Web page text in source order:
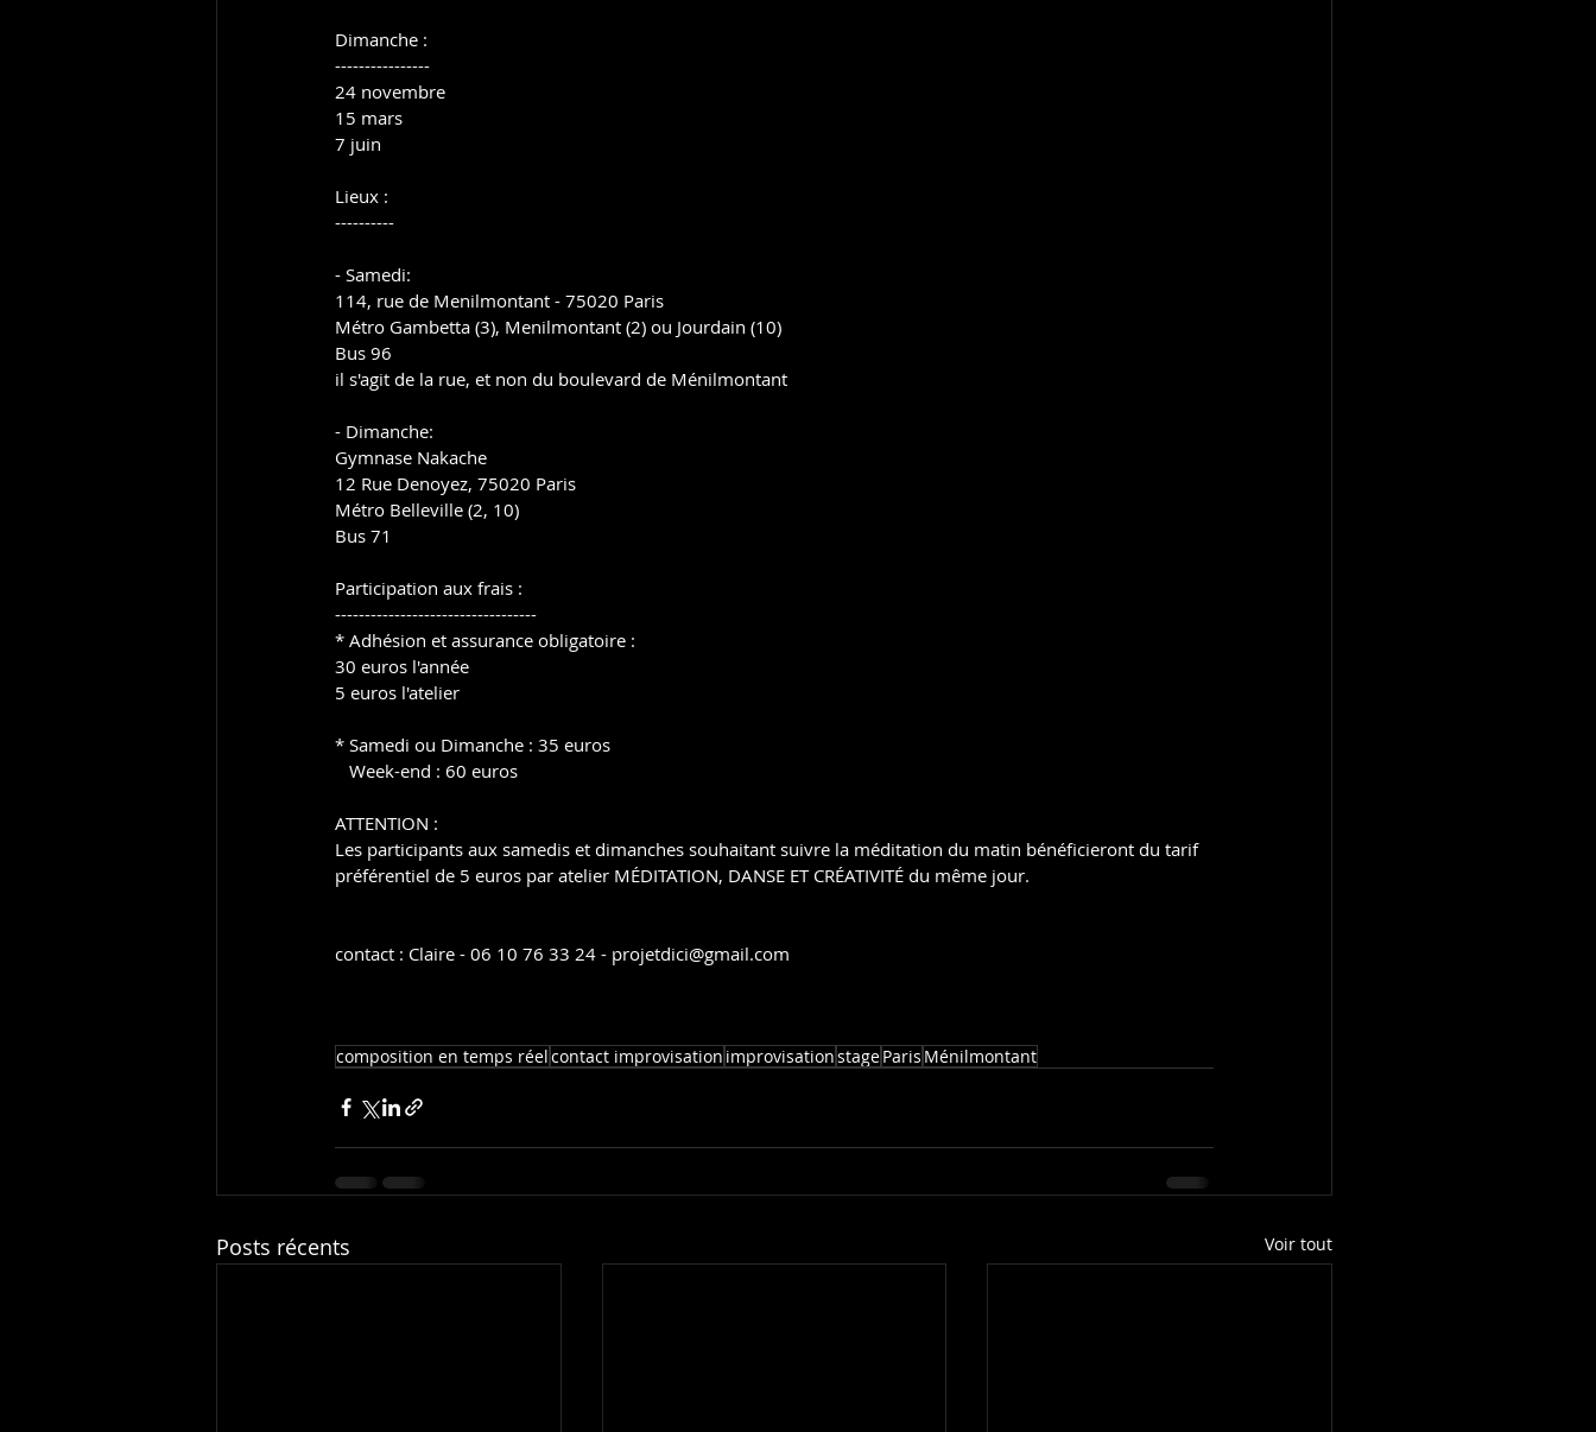
Dimanche :
----------------
24 novembre
15 mars
7 juin
Lieux :
----------
- Samedi:
114, rue de Menilmontant - 75020 Paris
Métro Gambetta (3), Menilmontant (2) ou Jourdain (10)
Bus 96
il s'agit de la rue, et non du boulevard de Ménilmontant
- Dimanche:
Gymnase Nakache
12 Rue Denoyez, 75020 Paris
Métro Belleville (2, 10)
Bus 71
Participation aux frais :
----------------------------------
* Adhésion et assurance obligatoire :
30 euros l'année
5 euros l'atelier
* Samedi ou Dimanche : 35 euros
   Week-end : 60 euros
ATTENTION :
Les participants aux samedis et dimanches souhaitant suivre la méditation du matin bénéficieront du tarif
préférentiel de 5 euros par atelier MÉDITATION, DANSE ET CRÉATIVITÉ du même jour.
contact : Claire - 06 10 76 33 24 - projetdici@gmail.com
composition en temps réelcontact improvisation improvisationstageParis Ménilmontant
Posts récents Voir tout